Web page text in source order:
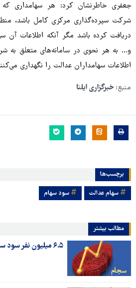
جعفری خاطرنشان کرد: هر سهامداری
شرکت سپرده‌گذاری مرکزی کامل باشد،
دریافت کرده باشد مگر آنکه اطلاعات آن
و... به هر نحوی در سامانه‌های متعلق به
اطلاعات سهامداران عدالت را نگهداری
منبع: خبرگزاری ایلنا
برچسب‌ها
سهام عدالت سود سهام
مطالب بیشتر
۶.۵ میلیون نفر سود سنواتی خود را دریافت کردند